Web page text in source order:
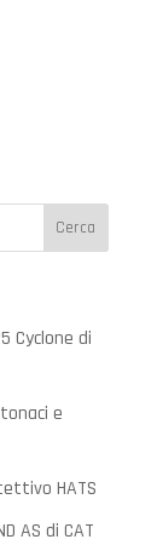
Cyclone di
e
HATS
AS di CAT